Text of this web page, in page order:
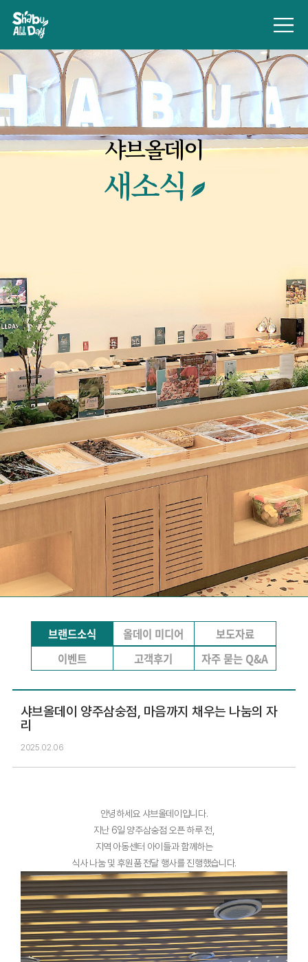
샤브올데이
새소식
브랜드소식 올데이 미디어
보도자료
이벤트
고객후기 자주 묻는 Q&A
샤브올데이 양주삼숭점, 마음까지 채우는 나눔의 자
리
2025.02.06
안녕하세요 샤브올데이입니다.
지난 6일 양주삼숭점 오픈 하루 전,
지역 아동센터 아이들과 함께하는
식사 나눔 및 후원품 전달 행사를 진행했습니다.